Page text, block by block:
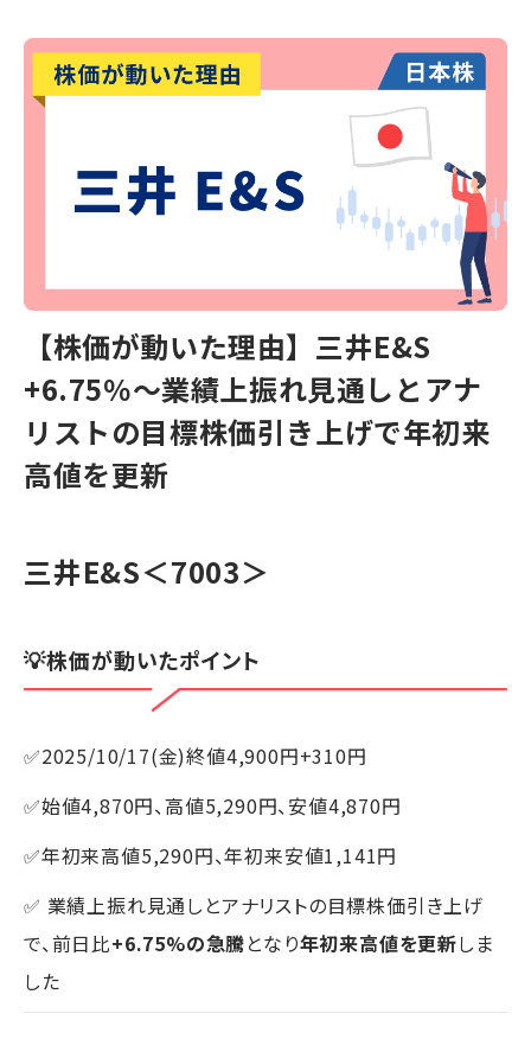
【株価が動いた理由】三井E&S
+6.75％～業績上振れ見通しとアナ
リストの目標株価引き上げで年初来
高値を更新
三井E&S＜7003＞
💡株価が動いたポイント
✅2025/10/17(金)終値4,900円+310円
✅始値4,870円、高値5,290円、安値4,870円
✅年初来高値5,290円、年初来安値1,141円
✅ 業績上振れ見通しとアナリストの目標株価引き上げ
で、前日比+6.75%の急騰となり年初来高値を更新しま
した